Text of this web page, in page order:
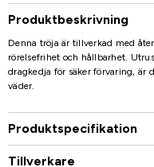
Produktbeskrivning
Denna tröja är tillverkad med
rörelsefrihet och hållbarhet.
dragkedja för säker förvaring, är
väder.
Produktspecifikation
Tillverkare